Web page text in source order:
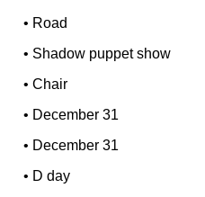
• Road
• Shadow puppet show
•Chair
• December 31
• December 31
• D day